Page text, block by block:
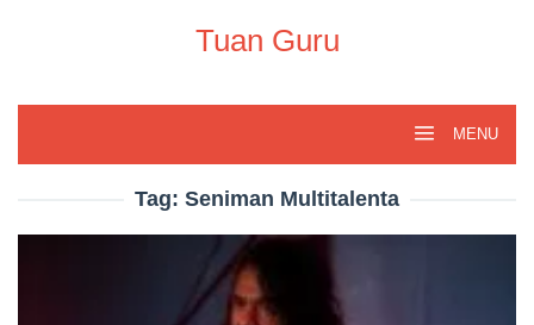
Tuan Guru
MENU
Tag: Seniman Multitalenta